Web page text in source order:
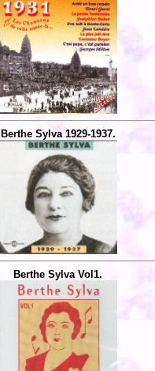
Berthe Sylva 1929-1937.
Berthe Sylva Vol1.